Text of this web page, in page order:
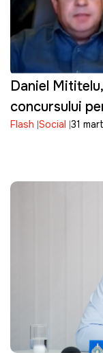
Daniel
concursului
ANRE
Flash Social 31